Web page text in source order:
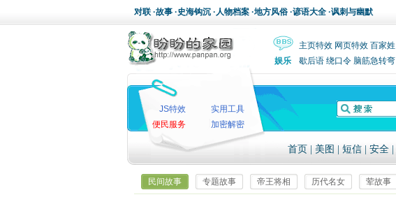
对联 ·故事 ·史海钩沉 ·人物档案 ·地方风俗 ·谚语大全 ·讽刺与幽默
主页特效 网页特效 百家姓
娱乐
歇后语 绕口令 脑筋急转弯
JS特效
实用工具
便民服务
加密解密
首页 美图 短信 安全
民间故事 专题故事 帝王将相 历代名女 荤故事